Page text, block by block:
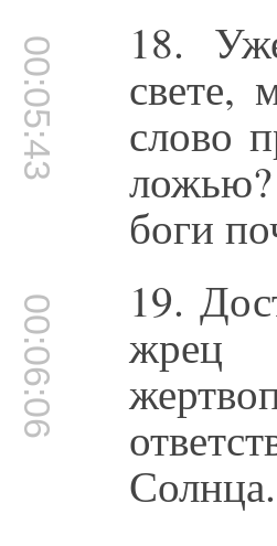
00:05:43 18.
свете,
слово
боги
00:06:06 19.
жрец
Солнца.